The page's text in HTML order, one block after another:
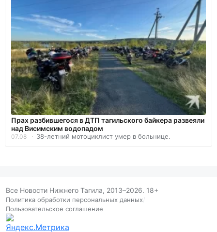
Прах разбившегося в ДТП тагильского байкера развеяли
над Висимским водопадом
07.08 38-летний мотоциклист умер в больнице.
Все Новости Нижнего Тагила, 2013–2026. 18+
Политика обработки персональных данных/
Пользовательское соглашение